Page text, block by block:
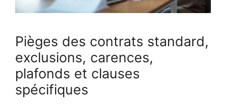
Pièges des contrats standard,
exclusions, carences,
plafonds et clauses
spécifiques